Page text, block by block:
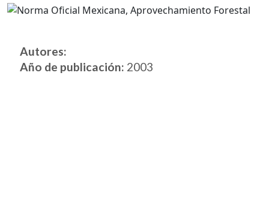
Autores:
Año de publicación: 2003